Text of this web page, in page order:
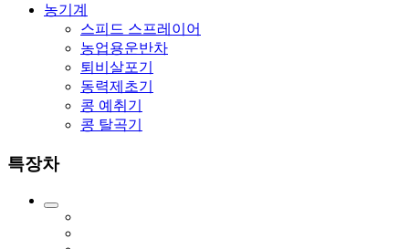
농기계
스피드 스프레이어
농업용운반차
퇴비살포기
동력제초기
콩 예취기
콩 탈곡기
특장차